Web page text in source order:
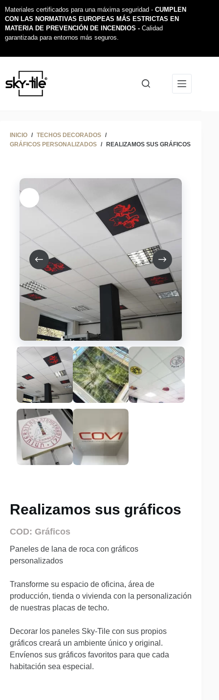
Materiales certificados para una máxima seguridad - CUMPLEN
CON LAS NORMATIVAS EUROPEAS MÁS ESTRICTAS EN
MATERIA DE PREVENCIÓN DE INCENDIOS - Calidad
garantizada para entornos más seguros.
INICIO / TECHOS DECORADOS /
GRÁFICOS PERSONALIZADOS / REALIZAMOS SUS GRÁFICOS
Realizamos sus gráficos
COD: Gráficos
Paneles de lana de roca con gráficos
personalizados
Transforme su espacio de oficina, área de
producción, tienda o vivienda con la personalización
de nuestras placas de techo.
Decorar los paneles Sky-Tile con sus propios
gráficos creará un ambiente único y original.
Envíenos sus gráficos favoritos para que cada
habitación sea especial.